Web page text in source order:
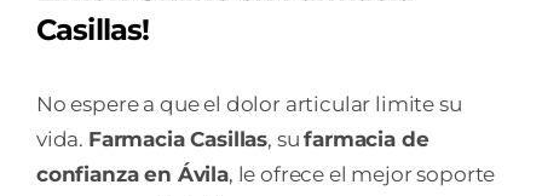
Casillas!
No espere a que el dolor articular limite su
vida. Farmacia Casillas, sufarmacia de
confianza en Ávila, le ofrece el mejor soporte